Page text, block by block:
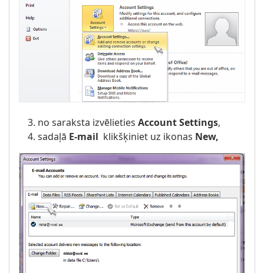
no saraksta izvēlieties Account Settings,
sadaļā E-mail klikšķiniet uz ikonas New,